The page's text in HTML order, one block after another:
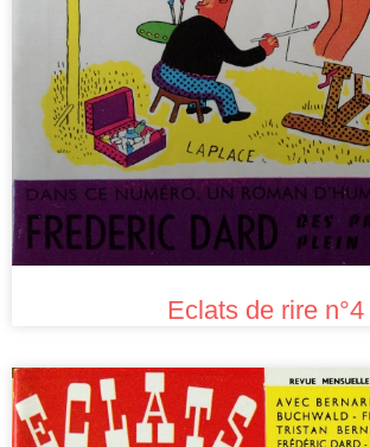
Eclats de rire n°4